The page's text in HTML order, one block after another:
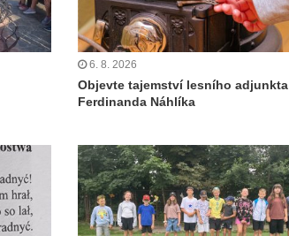
6. 8. 2026
Objevte tajemství lesního adjunkta
Ferdinanda Náhlíka